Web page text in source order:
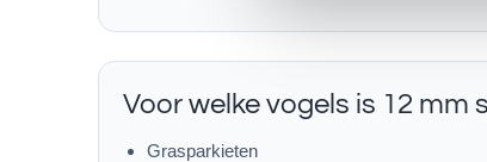
Voor welke vogels is 12 mm
Grasparkieten